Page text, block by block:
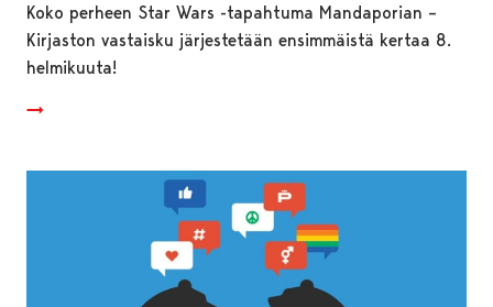
Koko perheen Star Wars -tapahtuma Mandaporian –
Kirjaston vastaisku järjestetään ensimmäistä kertaa 8.
helmikuuta!